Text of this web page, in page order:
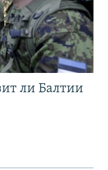
ли Балтии